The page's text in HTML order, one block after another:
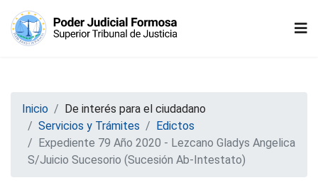
Inicio
De interés para el ciudadano
Servicios y Trámites
Edictos
Expediente 79 Año 2020 - Lezcano Gladys Angelica
S/Juicio Sucesorio (Sucesión Ab-Intestato)